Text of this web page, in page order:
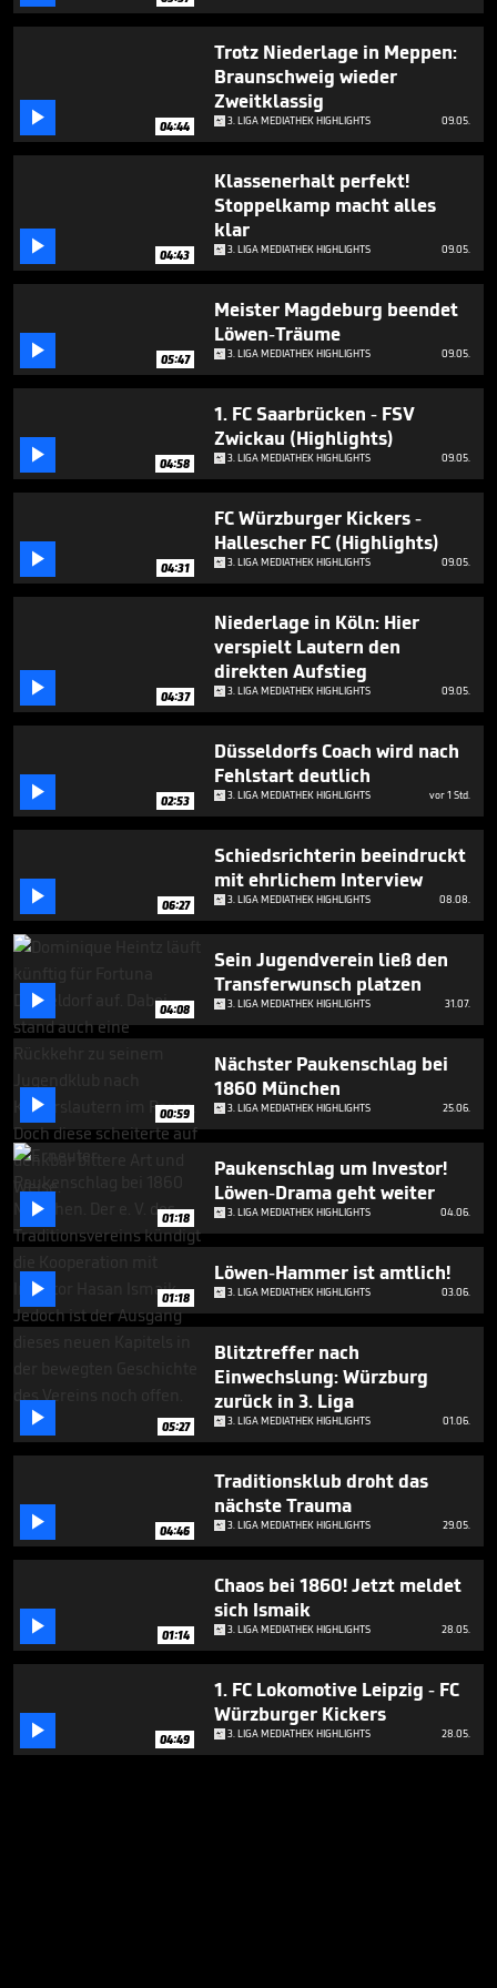
minutes,
48
 04:44
Trotz Niederlage in Meppen:
Braunschweig wieder
Zweitklassig
3. LIGA MEDIATHEK HIGHLIGHTS 09.05.
 04:43
Klassenerhalt perfekt!
Stoppelkamp macht alles
klar
3. LIGA MEDIATHEK HIGHLIGHTS 09.05.
 05:47
Meister Magdeburg beendet
Löwen-Träume
3. LIGA MEDIATHEK HIGHLIGHTS 09.05.
 04:58
1. FC Saarbrücken - FSV
Zwickau (Highlights)
3. LIGA MEDIATHEK HIGHLIGHTS 09.05.
 04:31
FC Würzburger Kickers -
Hallescher FC (Highlights)
3. LIGA MEDIATHEK HIGHLIGHTS 09.05.
 04:37
Niederlage in Köln: Hier
verspielt Lautern den
direkten Aufstieg
3. LIGA MEDIATHEK HIGHLIGHTS 09.05.
 02:53
Düsseldorfs Coach wird nach
Fehlstart deutlich
3. LIGA MEDIATHEK HIGHLIGHTS vor 1 Std.
 06:27
Schiedsrichterin beeindruckt
mit ehrlichem Interview
3. LIGA MEDIATHEK HIGHLIGHTS 08.08.
 04:08
Sein Jugendverein ließ den
Transferwunsch platzen
3. LIGA MEDIATHEK HIGHLIGHTS 31.07.
 00:59
Nächster Paukenschlag bei
1860 München
3. LIGA MEDIATHEK HIGHLIGHTS 25.06.
 01:18
Paukenschlag um Investor!
Löwen-Drama geht weiter
3. LIGA MEDIATHEK HIGHLIGHTS 04.06.
 01:18
Löwen-Hammer ist amtlich!
3. LIGA MEDIATHEK HIGHLIGHTS 03.06.
 05:27
Blitztreffer nach
Einwechslung: Würzburg
zurück in 3. Liga
3. LIGA MEDIATHEK HIGHLIGHTS 01.06.
 04:46
Traditionsklub droht das
nächste Trauma
3. LIGA MEDIATHEK HIGHLIGHTS 29.05.
 01:14
Chaos bei 1860! Jetzt meldet
sich Ismaik
3. LIGA MEDIATHEK HIGHLIGHTS 28.05.
 04:49
1. FC Lokomotive Leipzig - FC
Würzburger Kickers
3. LIGA MEDIATHEK HIGHLIGHTS 28.05.